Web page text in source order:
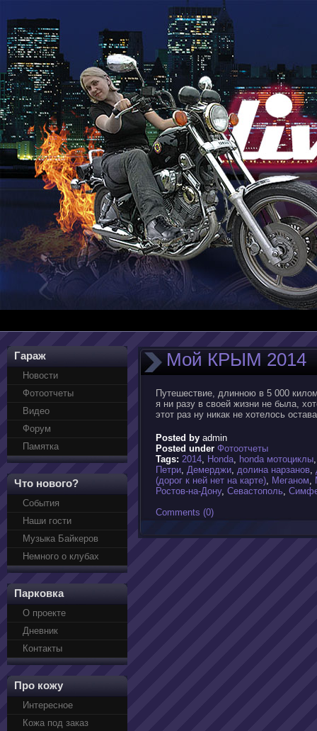
Гараж
Новости
Фотоотчеты
Видео
Форум
Памятка
Что нового?
События
Наши гости
Музыка Байкеров
Немного о клубах
Парковка
О проекте
Дневник
Контакты
Про кожу
Интересное
Кожа под заказ
Мой КРЫМ 2014
Путешествие, длинною в 5 000
я ни разу в своей жизни не была,
этот раз ну никак не хотелось
Posted by admin
Posted under Фотоотчеты
Tags: 2014, Honda, honda мотоциклы
Петри, Демерджи, долина нарзанов,
(дорог к ней нет на карте), Меганом,
Ростов-на-Дону, Севастополь,
Comments (0)